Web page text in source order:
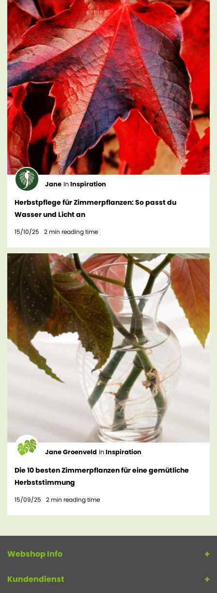
Jane InInspiration
Herbstpflege für Zimmerpflanzen: So passt du
Wasser und Licht an
15/10/25 2 min reading time
Jane Groenveld InInspiration
Die 10 besten Zimmerpflanzen für eine gemütliche
Herbststimmung
15/09/25 2 min reading time
Webshop Info
Kundendienst